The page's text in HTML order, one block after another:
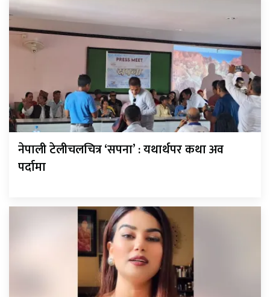
नेपाली टेलीचलचित्र ‘सपना’ : यथार्थपर कथा अव
पर्दामा